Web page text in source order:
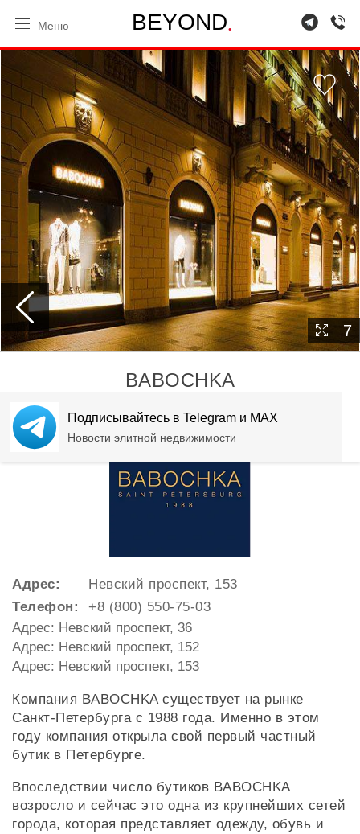
BEYOND.
Меню
7
BABOCHKA
Адрес:
Невский проспект, 153
Телефон:
+8 (800) 550-75-03
Адрес: Невский проспект, 36
Адрес: Невский проспект, 152
Адрес: Невский проспект, 153
Компания BABOCHKA существует на рынке
Санкт-Петербурга с 1988 года. Именно в этом
году компания открыла свой первый частный
бутик в Петербурге.
Впоследствии число бутиков BABOCHKA
возросло и сейчас это одна из крупнейших сетей
города, которая представляет одежду, обувь и
Подписывайтесь в Telegram и MAX
Новости элитной недвижимости